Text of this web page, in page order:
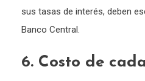
sus tasas de interés, deben
Banco Central.
6. Costo de